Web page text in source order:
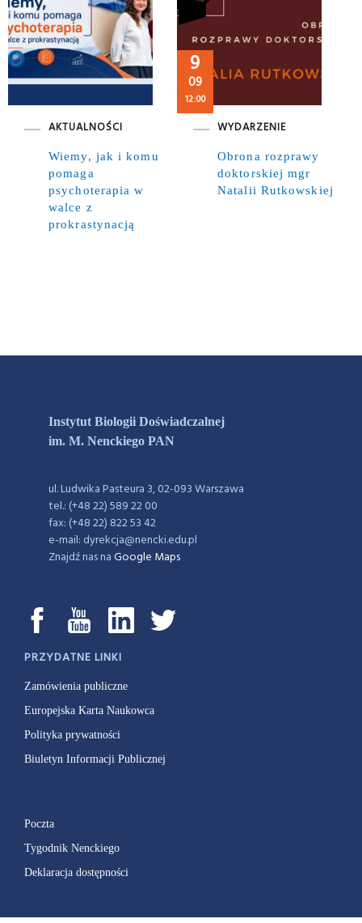
AKTUALNOŚCI
Wiemy, jak i komu
pomaga
psychoterapia w
walce z
prokrastynacją
9
09
12:00
WYDARZENIE
Obrona rozprawy
doktorskiej mgr
Natalii Rutkowskiej
Instytut Biologii Doświadczalnej
im. M. Nenckiego PAN
ul. Ludwika Pasteura 3, 02-093 Warszawa
tel.: (+48 22) 589 22 00
fax: (+48 22) 822 53 42
e-mail: dyrekcja@nencki.edu.pl
Znajdź nas naGoogle Maps
PRZYDATNE LINKI
Zamówienia publiczne
Europejska Karta Naukowca
Polityka prywatności
Biuletyn Informacji Publicznej
Poczta
Tygodnik Nenckiego
Deklaracja dostępności